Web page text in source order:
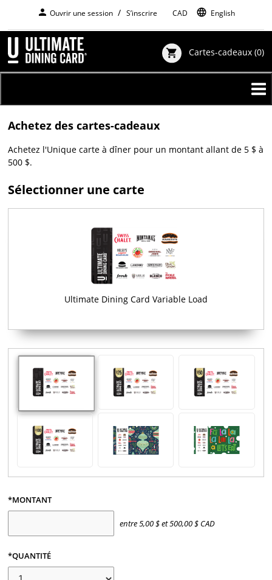
contenu
principal
person Ouvrir une session S’inscrire CAD language English
shopping_cart Cartes-cadeaux (0)
Achetez des cartes-cadeaux
Achetez l'Unique carte à dîner pour un montant allant de 5 $ à
500 $.
Sélectionner une carte
Ultimate Dining Card Variable Load
*MONTANT
entre5,00$et500,00$ CAD
*QUANTITÉ